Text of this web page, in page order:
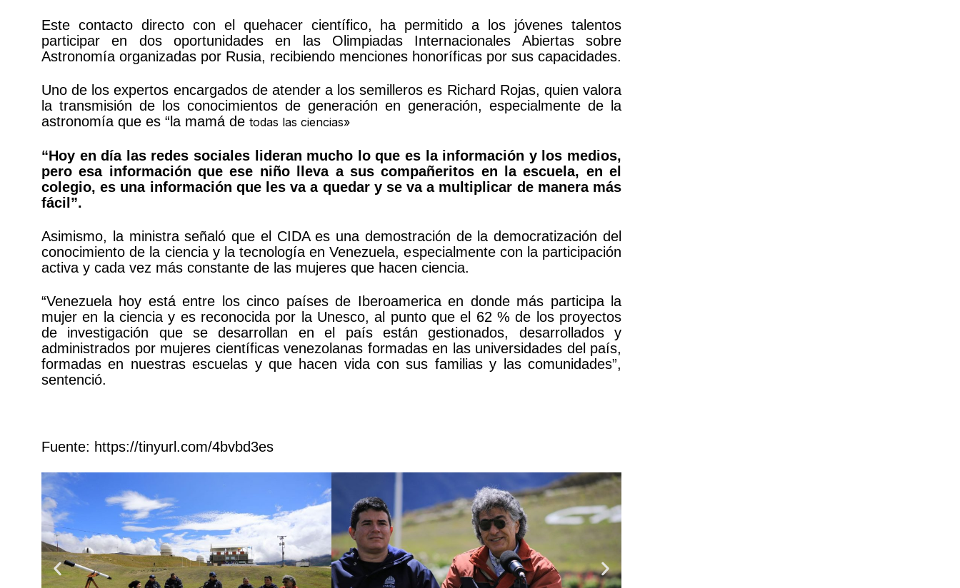
Este contacto directo con el quehacer científico, ha permitido a los jóvenes talentos
participar en dos oportunidades en las Olimpiadas Internacionales Abiertas sobre
Astronomía organizadas por Rusia, recibiendo menciones honoríficas por sus capacidades.
Uno de los expertos encargados de atender a los semilleros es Richard Rojas, quien valora
la transmisión de los conocimientos de generación en generación, especialmente de la
astronomía que es “la mamá de todas las ciencias»
“Hoy en día las redes sociales lideran mucho lo que es la información y los medios,
pero esa información que ese niño lleva a sus compañeritos en la escuela, en el
colegio, es una información que les va a quedar y se va a multiplicar de manera más
fácil”.
Asimismo, la ministra señaló que el CIDA es una demostración de la democratización del
conocimiento de la ciencia y la tecnología en Venezuela, especialmente con la participación
activa y cada vez más constante de las mujeres que hacen ciencia.
“Venezuela hoy está entre los cinco países de Iberoamerica en donde más participa la
mujer en la ciencia y es reconocida por la Unesco, al punto que el 62 % de los proyectos
de investigación que se desarrollan en el país están gestionados, desarrollados y
administrados por mujeres científicas venezolanas formadas en las universidades del país,
formadas en nuestras escuelas y que hacen vida con sus familias y las comunidades”,
sentenció.
Fuente: https://tinyurl.com/4bvbd3es